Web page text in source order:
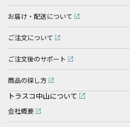
お届け・配送について
ご注文について
ご注文後のサポート
商品の探し方
トラスコ中山について
会社概要